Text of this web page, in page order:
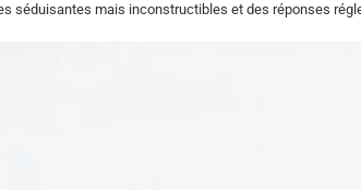
séduisantes mais inconstructibles et des réponses